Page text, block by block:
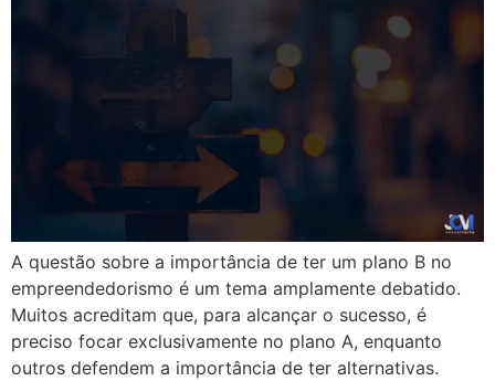
A questão sobre a importância de ter um plano B no
empreendedorismo é um tema amplamente debatido.
Muitos acreditam que, para alcançar o sucesso, é
preciso focar exclusivamente no plano A, enquanto
outros defendem a importância de ter alternativas.